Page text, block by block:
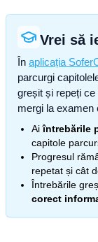
Vrei să
În aplicația
parcurgi
greșit și repeți
mergi la examen
Aiîntrebările
capitole
Progresul
repetat și cât
Întrebările
corect